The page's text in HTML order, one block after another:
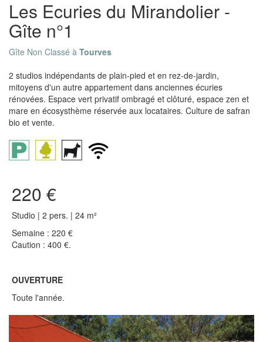
Les Ecuries du Mirandolier -
Gîte n°1
Gîte Non Classé à Tourves
2 studios indépendants de plain-pied et en rez-de-jardin,
mitoyens d'un autre appartement dans anciennes écuries
rénovées. Espace vert privatif ombragé et clôturé, espace zen et
mare en écosysthème réservée aux locataires. Culture de safran
bio et vente.
220 €
Studio | 2 pers. | 24 m²
Semaine : 220 €
Caution : 400 €.
OUVERTURE
Toute l'année.